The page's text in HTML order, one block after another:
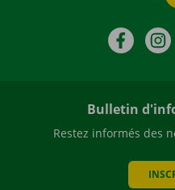
Bulletin
Restez informés des